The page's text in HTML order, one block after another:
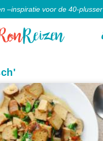
–inspiratie voor de 40-plusser